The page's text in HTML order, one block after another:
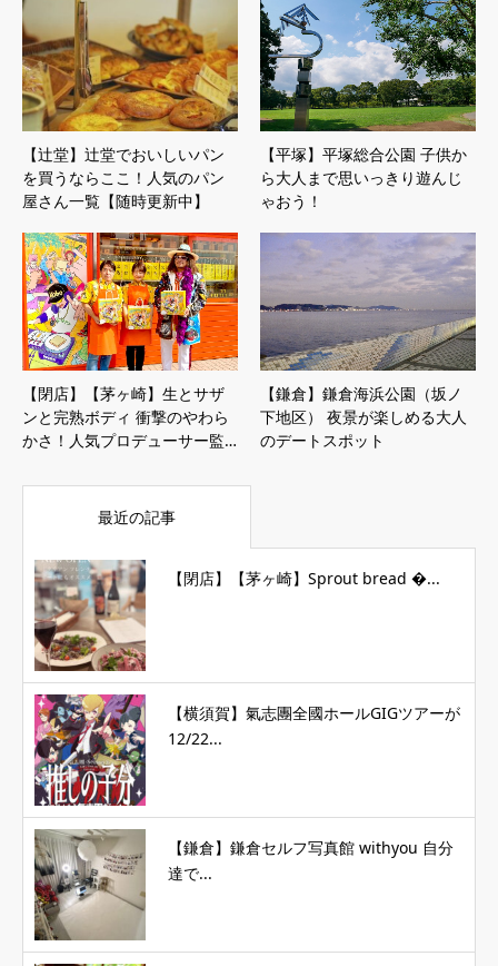
【辻堂】辻堂でおいしいパン
を買うならここ！人気のパン
屋さん一覧【随時更新中】
【平塚】平塚総合公園 子供か
ら大人まで思いっきり遊んじ
ゃおう！
【閉店】【茅ヶ崎】生とサザ
ンと完熟ボディ 衝撃のやわら
かさ！人気プロデューサー監…
【鎌倉】鎌倉海浜公園（坂ノ
下地区） 夜景が楽しめる大人
のデートスポット
最近の記事
【閉店】【茅ヶ崎】Sprout bread �...
【横須賀】氣志團全國ホールGIGツアーが
12/22...
【鎌倉】鎌倉セルフ写真館 withyou 自分
達で...